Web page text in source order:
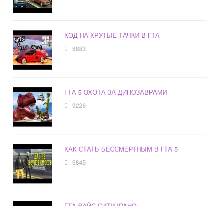
КОД НА КРУТЫЕ ТАЧКИ В ГТА
8883
ГТА 5 ОХОТА ЗА ДИНОЗАВРАМИ
9226
КАК СТАТЬ БЕССМЕРТНЫМ В ГТА 5
9845